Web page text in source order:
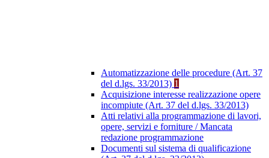
Automatizzazione delle procedure (Art. 37
del d.lgs. 33/2013) 1
Acquisizione interesse realizzazione opere
incompiute (Art. 37 del d.lgs. 33/2013)
Atti relativi alla programmazione di lavori,
opere, servizi e forniture / Mancata
redazione programmazione
Documenti sul sistema di qualificazione